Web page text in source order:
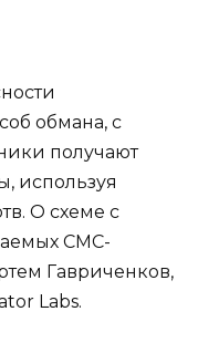
обмана, с
получают
используя
О схеме с
СМС-
Гавриченков,
Labs.